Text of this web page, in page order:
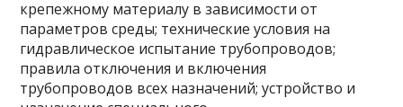
крепежному материалу в зависимости от
параметров среды; технические условия на
гидравлическое испытание трубопроводов;
правила отключения и включения
трубопроводов всех назначений; устройство и